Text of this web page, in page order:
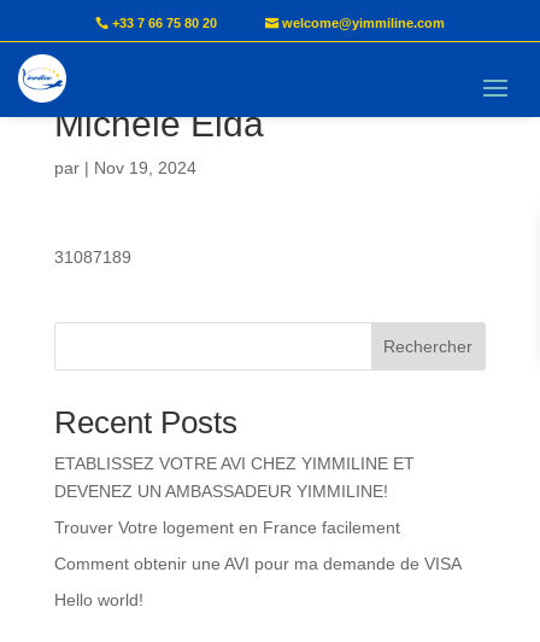
+33 7 66 75 80 20 welcome@yimmiline.com
KENMEGNE NOUME
Michele Elda
par | Nov 19, 2024
31087189
Rechercher
Recent Posts
ETABLISSEZ VOTRE AVI CHEZ YIMMILINE ET
DEVENEZ UN AMBASSADEUR YIMMILINE!
Trouver Votre logement en France facilement
Comment obtenir une AVI pour ma demande de VISA
Hello world!